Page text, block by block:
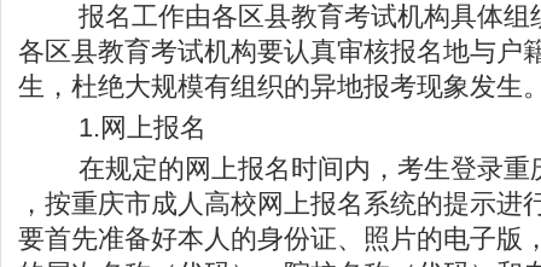
报名工作由各区县教育考试机构具体组
各区县教育考试机构要认真审核报名地与户
生，杜绝大规模有组织的异地报考现象发生
1.网上报名
在规定的网上报名时间内，考生登录重
，按重庆市成人高校网上报名系统的提示进
要首先准备好本人的身份证、照片的电子版